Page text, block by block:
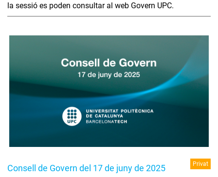
la sessió es poden consultar al web Govern UPC.
Consell de Govern del 17 de juny de 2025 Privat